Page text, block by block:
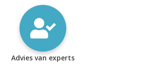
Advies van experts